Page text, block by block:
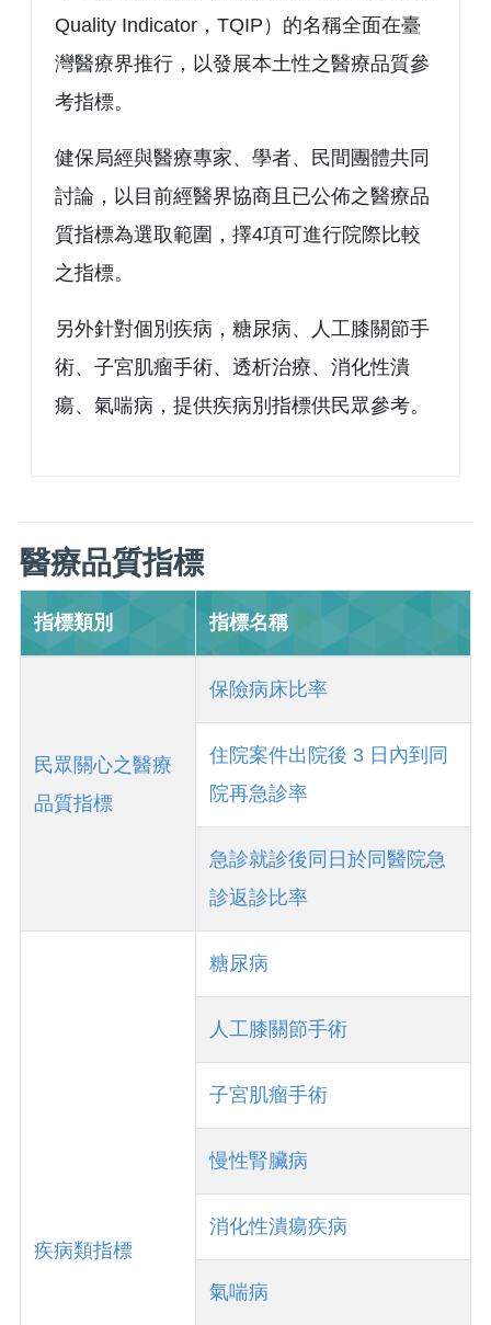
Quality Indicator，TQIP）的名稱全面在臺
灣醫療界推行，以發展本土性之醫療品質參
考指標。
健保局經與醫療專家、學者、民間團體共同
討論，以目前經醫界協商且已公佈之醫療品
質指標為選取範圍，擇4項可進行院際比較
之指標。
另外針對個別疾病，糖尿病、人工膝關節手
術、子宮肌瘤手術、透析治療、消化性潰
瘍、氣喘病，提供疾病別指標供民眾參考。
醫療品質指標
指標類別 指標名稱
民眾關心之醫療
品質指標
保險病床比率
住院案件出院後 3 日內到同
院再急診率
急診就診後同日於同醫院急
診返診比率
疾病類指標
糖尿病
人工膝關節手術
子宮肌瘤手術
慢性腎臟病
消化性潰瘍疾病
氣喘病